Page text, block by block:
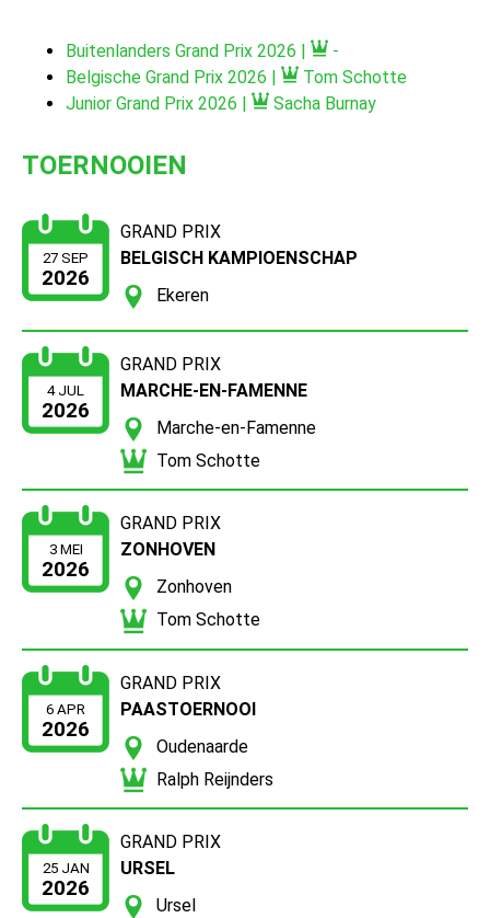
Buitenlanders Grand Prix 2026 |
-
Belgische Grand Prix 2026 |
Tom Schotte
Junior Grand Prix 2026 |
Sacha Burnay
TOERNOOIEN
27 SEP
2026
GRAND PRIX
BELGISCH KAMPIOENSCHAP
Ekeren
4 JUL
2026
GRAND PRIX
MARCHE-EN-FAMENNE
Marche-en-Famenne
Tom Schotte
3 MEI
2026
GRAND PRIX
ZONHOVEN
Zonhoven
Tom Schotte
6 APR
2026
GRAND PRIX
PAASTOERNOOI
Oudenaarde
Ralph Reijnders
25 JAN
2026
GRAND PRIX
URSEL
Ursel